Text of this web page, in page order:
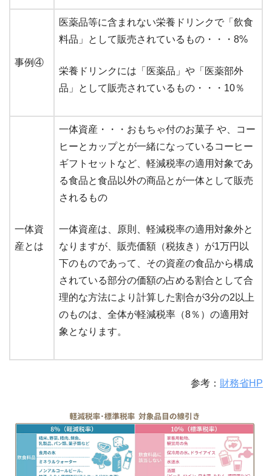
事例④
医薬品等に含まれない栄養ドリンクで「飲食
料品」として販売されているもの・・・8%
栄養ドリンクには「医薬品」や「医薬部外
品」として販売されているもの・・・10％
一体資
産とは
一体資産・・・おもちゃ付のお菓子 や、コー
ヒーとカップとが一緒になっているコーヒー
ギフトセットなど、軽減税率の適用対象であ
る食品と食品以外の商品とが一体として販売
されるもの
一体資産は、原則、軽減税率の適用対象外と
なりますが、販売価額（税抜き）が1万円以
下のものであって、その資産の食品から構成
されている部分の価額の占める割合として合
理的な方法により計算した割合が3分の2以上
のものは、全体が軽減税率（8％）の適用対
象となります。
参考： 財務省HP